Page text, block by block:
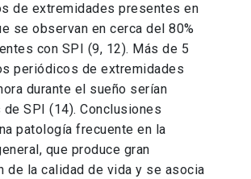
de extremidades presentes en
se observan en cerca del 80%
con SPI (9, 12). Más de 5
periódicos de extremidades
durante el sueño serían
SPI (14). Conclusiones
patología frecuente en la
que produce gran
de la calidad de vida y se asocia